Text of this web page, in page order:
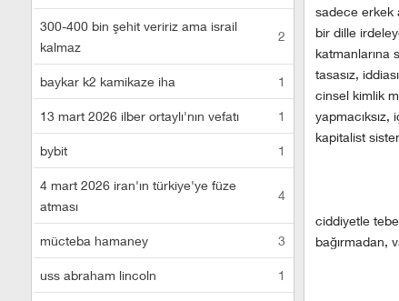
300-400 bin şehit veririz ama israil
kalmaz
2
baykar k2 kamikaze iha 1
13 mart 2026 ilber ortaylı'nın vefatı 1
bybit 1
4 mart 2026 iran'ın türkiye'ye füze
atması
4
mücteba hamaney 3
uss abraham lincoln 1
sadece erkek
bir dille
katmanlarına
tasasız,
cinsel kimlik
kapitalist
ciddiyetle
bağırmadan,